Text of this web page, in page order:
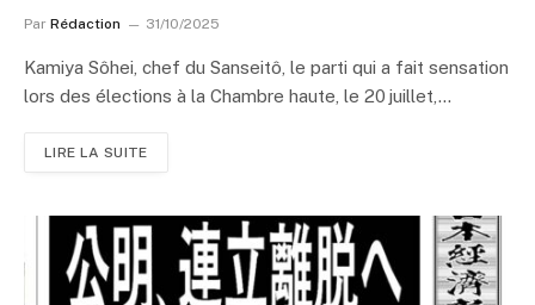
Par Rédaction 31/10/2025
Kamiya Sôhei, chef du Sanseitô, le parti qui a fait sensation
lors des élections à la Chambre haute, le 20 juillet,…
LIRE LA SUITE